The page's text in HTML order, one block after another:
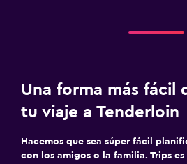
Una forma más fácil
tu viaje a Tenderloin
Hacemos que sea súper fácil
con los amigos o la familia. Trips